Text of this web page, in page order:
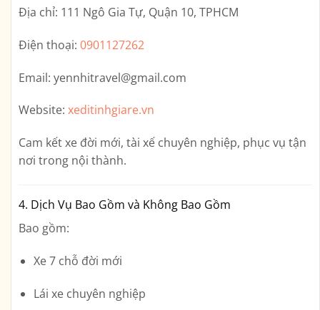
Địa chỉ: 111 Ngô Gia Tự, Quận 10, TPHCM
Điện thoại: 0901127262
Email: yennhitravel@gmail.com
Website: xeditinhgiare.vn
Cam kết xe đời mới, tài xế chuyên nghiệp, phục vụ tận
nơi trong nội thành.
4. Dịch Vụ Bao Gồm và Không Bao Gồm
Bao gồm:
Xe 7 chỗ đời mới
Lái xe chuyên nghiệp